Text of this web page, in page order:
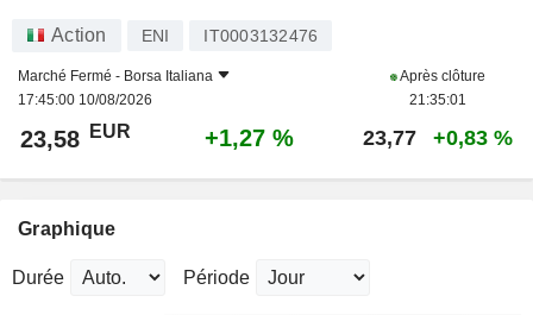
Action ENI IT0003132476
Marché Fermé - Borsa Italiana
17:45:00 10/08/2026
Après clôture
21:35:01
23,58 EUR +1,27 % 23,77 +0,83 %
Graphique
Durée Période